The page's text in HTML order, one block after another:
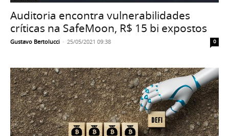
Auditoria encontra vulnerabilidades
críticas na SafeMoon, R$ 15 bi expostos
Gustavo Bertolucci - 25/05/2021 09:38 0